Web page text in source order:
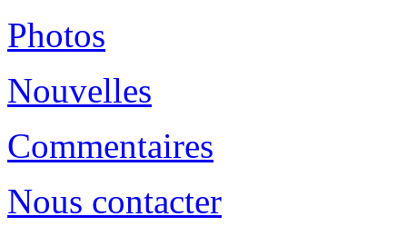
Photos
Nouvelles
Commentaires
Nous contacter